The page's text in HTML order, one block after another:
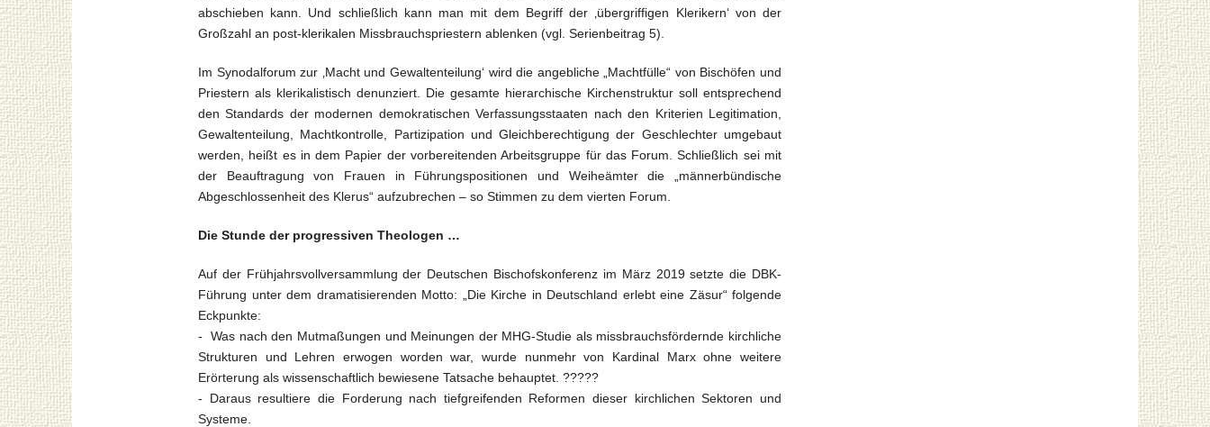
abschieben kann. Und schließlich kann man mit dem Begriff der ‚übergriffigen Klerikern‘ von der
Großzahl an post-klerikalen Missbrauchspriestern ablenken (vgl. Serienbeitrag 5).
Im Synodalforum zur ‚Macht und Gewaltenteilung‘ wird die angebliche „Machtfülle“ von Bischöfen und
Priestern als klerikalistisch denunziert. Die gesamte hierarchische Kirchenstruktur soll entsprechend
den Standards der modernen demokratischen Verfassungsstaaten nach den Kriterien Legitimation,
Gewaltenteilung, Machtkontrolle, Partizipation und Gleichberechtigung der Geschlechter umgebaut
werden, heißt es in dem Papier der vorbereitenden Arbeitsgruppe für das Forum. Schließlich sei mit
der Beauftragung von Frauen in Führungspositionen und Weiheämter die „männerbündische
Abgeschlossenheit des Klerus“ aufzubrechen – so Stimmen zu dem vierten Forum.
Die Stunde der progressiven Theologen …
Auf der Frühjahrsvollversammlung der Deutschen Bischofskonferenz im März 2019 setzte die DBK-
Führung unter dem dramatisierenden Motto: „Die Kirche in Deutschland erlebt eine Zäsur“ folgende
Eckpunkte:
- Was nach den Mutmaßungen und Meinungen der MHG-Studie als missbrauchsfördernde kirchliche
Strukturen und Lehren erwogen worden war, wurde nunmehr von Kardinal Marx ohne weitere
Erörterung als wissenschaftlich bewiesene Tatsache behauptet. ?????
- Daraus resultiere die Forderung nach tiefgreifenden Reformen dieser kirchlichen Sektoren und
Systeme.